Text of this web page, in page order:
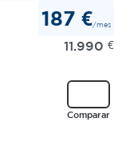
187 €/mes
11.990 €
Comparar